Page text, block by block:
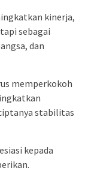
kinerja,
sebagai
dan
memperkokoh
stabilitas
kepada